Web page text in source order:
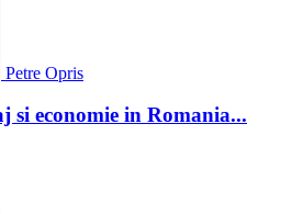
Petre Opris
si economie in Romania...